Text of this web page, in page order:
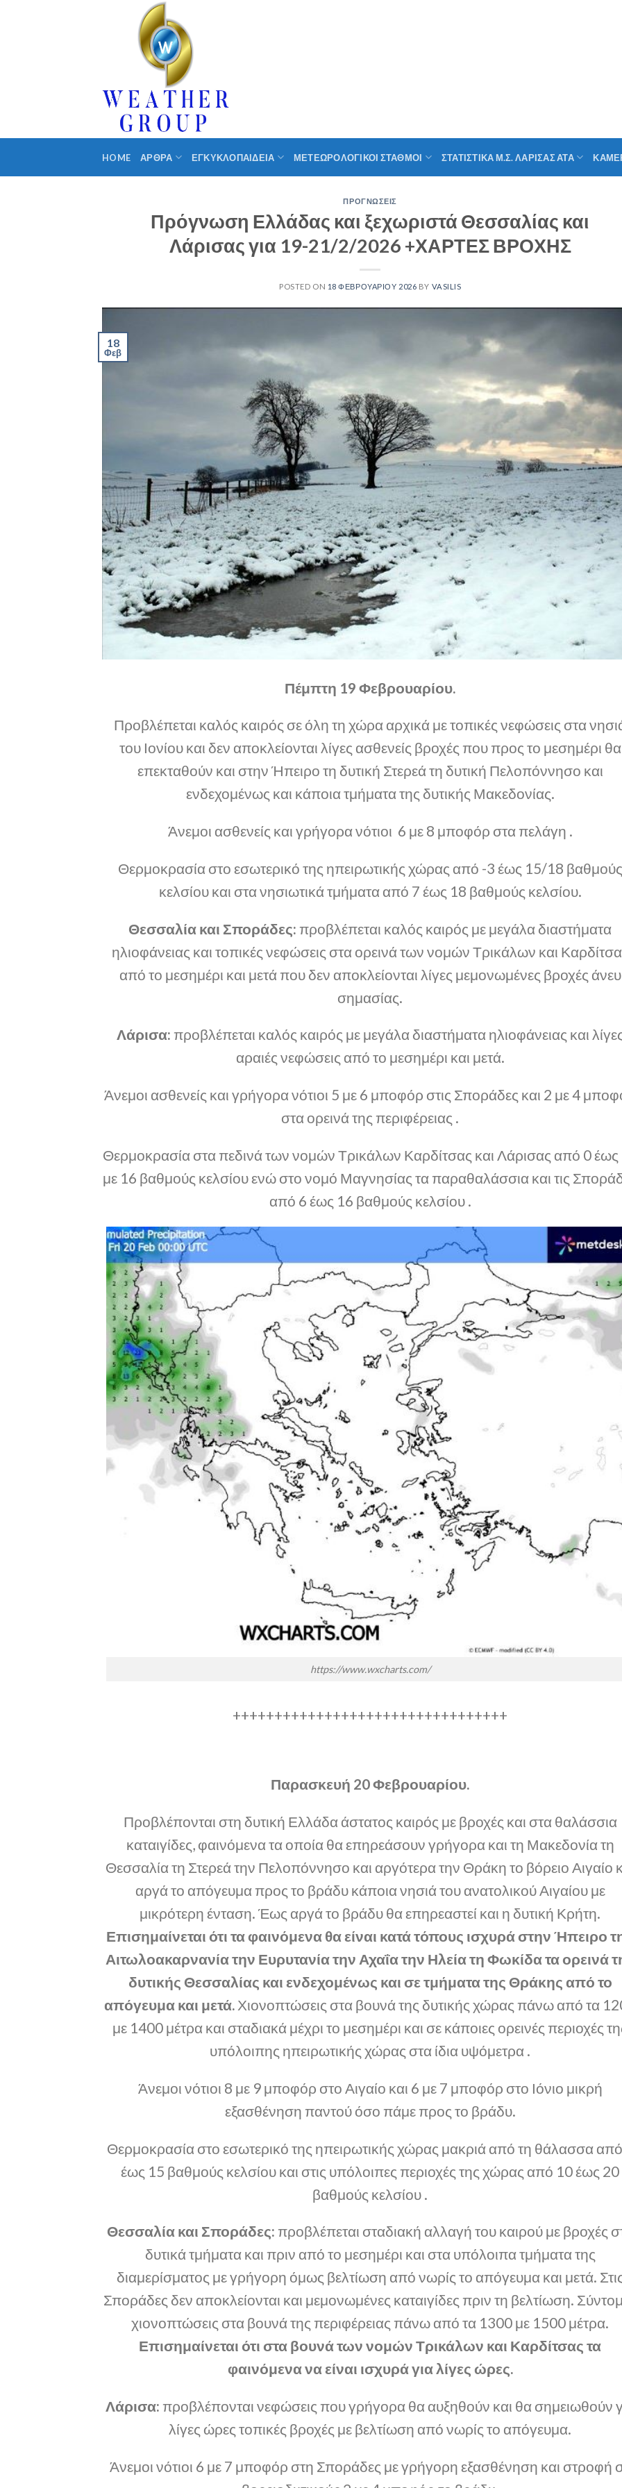
HOME ΑΡΘΡΑ ΕΓΚΥΚΛΟΠΑΙΔΕΙΑ ΜΕΤΕΩΡΟΛΟΓΙΚΟΙ ΣΤΑΘΜΟΙ ΣΤΑΤΙΣΤΙΚΑ Μ.Σ. ΛΑΡΙΣΑΣ ΑΤΑ
ΠΡΟΓΝΩΣΕΙΣ
Πρόγνωση Ελλάδας και ξεχωριστά Θεσσαλίας και
Λάρισας για 19-21/2/2026 +ΧΑΡΤΕΣ ΒΡΟΧΗΣ
POSTED ON 18 ΦΕΒΡΟΥΑΡΊΟΥ 2026 BY VASILIS
18
Φεβ
Πέμπτη 19 Φεβρουαρίου.
Προβλέπεται καλός καιρός σε όλη τη χώρα αρχικά με τοπικές νεφώσεις στα
του Ιονίου και δεν αποκλείονται λίγες ασθενείς βροχές που προς το μεσημέρι θα
επεκταθούν και στην Ήπειρο τη δυτική Στερεά τη δυτική Πελοπόννησο και
ενδεχομένως και κάποια τμήματα της δυτικής Μακεδονίας.
Άνεμοι ασθενείς και γρήγορα νότιοι 6 με 8 μποφόρ στα πελάγη .
Θερμοκρασία στο εσωτερικό της ηπειρωτικής χώρας από -3 έως 15/18 βαθμούς
κελσίου και στα νησιωτικά τμήματα από 7 έως 18 βαθμούς κελσίου.
Θεσσαλία και Σποράδες: προβλέπεται καλός καιρός με μεγάλα διαστήματα
ηλιοφάνειας και τοπικές νεφώσεις στα ορεινά των νομών Τρικάλων και
από το μεσημέρι και μετά που δεν αποκλείονται λίγες μεμονωμένες βροχές άνευ
σημασίας.
Λάρισα: προβλέπεται καλός καιρός με μεγάλα διαστήματα ηλιοφάνειας και
αραιές νεφώσεις από το μεσημέρι και μετά.
Άνεμοι ασθενείς και γρήγορα νότιοι 5 με 6 μποφόρ στις Σποράδες και 2 με 4
στα ορεινά της περιφέρειας .
Θερμοκρασία στα πεδινά των νομών Τρικάλων Καρδίτσας και Λάρισας από 0 έως
με 16 βαθμούς κελσίου ενώ στο νομό Μαγνησίας τα παραθαλάσσια και τις
από 6 έως 16 βαθμούς κελσίου .
https://www.wxcharts.com/
+++++++++++++++++++++++++++++++++
Παρασκευή 20 Φεβρουαρίου.
Προβλέπονται στη δυτική Ελλάδα άστατος καιρός με βροχές και στα θαλάσσια
καταιγίδες, φαινόμενα τα οποία θα επηρεάσουν γρήγορα και τη Μακεδονία τη
Θεσσαλία τη Στερεά την Πελοπόννησο και αργότερα την Θράκη το βόρειο Αιγαίο
αργά το απόγευμα προς το βράδυ κάποια νησιά του ανατολικού Αιγαίου με
μικρότερη ένταση. Έως αργά το βράδυ θα επηρεαστεί και η δυτική Κρήτη.
Επισημαίνεται ότι τα φαινόμενα θα είναι κατά τόπους ισχυρά στην Ήπειρο
Αιτωλοακαρνανία την Ευρυτανία την Αχαΐα την Ηλεία τη Φωκίδα τα ορεινά
δυτικής Θεσσαλίας και ενδεχομένως και σε τμήματα της Θράκης από το
απόγευμα και μετά. Χιονοπτώσεις στα βουνά της δυτικής χώρας πάνω από τα
με 1400 μέτρα και σταδιακά μέχρι το μεσημέρι και σε κάποιες ορεινές περιοχές
υπόλοιπης ηπειρωτικής χώρας στα ίδια υψόμετρα .
Άνεμοι νότιοι 8 με 9 μποφόρ στο Αιγαίο και 6 με 7 μποφόρ στο Ιόνιο μικρή
εξασθένηση παντού όσο πάμε προς το βράδυ.
Θερμοκρασία στο εσωτερικό της ηπειρωτικής χώρας μακριά από τη θάλασσα
έως 15 βαθμούς κελσίου και στις υπόλοιπες περιοχές της χώρας από 10 έως 20
βαθμούς κελσίου .
Θεσσαλία και Σποράδες: προβλέπεται σταδιακή αλλαγή του καιρού με βροχές
δυτικά τμήματα και πριν από το μεσημέρι και στα υπόλοιπα τμήματα της
διαμερίσματος με γρήγορη όμως βελτίωση από νωρίς το απόγευμα και μετά.
Σποράδες δεν αποκλείονται και μεμονωμένες καταιγίδες πριν τη βελτίωση.
χιονοπτώσεις στα βουνά της περιφέρειας πάνω από τα 1300 με 1500 μέτρα.
Επισημαίνεται ότι στα βουνά των νομών Τρικάλων και Καρδίτσας τα
φαινόμενα να είναι ισχυρά για λίγες ώρες.
Λάρισα: προβλέπονται νεφώσεις που γρήγορα θα αυξηθούν και θα σημειωθούν
λίγες ώρες τοπικές βροχές με βελτίωση από νωρίς το απόγευμα.
Άνεμοι νότιοι 6 με 7 μποφόρ στη Σποράδες με γρήγορη εξασθένηση και στροφή